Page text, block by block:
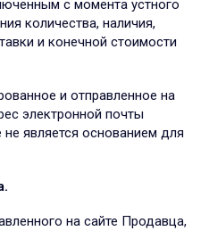
с момента устного
количества, наличия,
и конечной стоимости
и отправленное на
электронной почты
является основанием для
на сайте Продавца,